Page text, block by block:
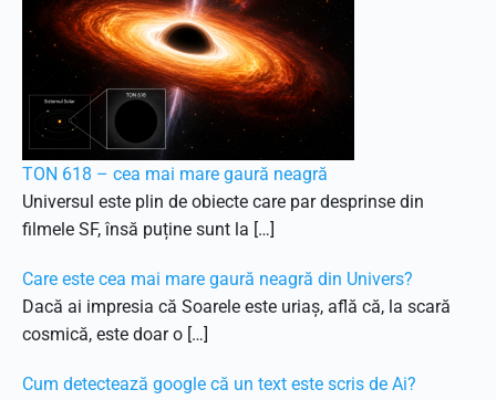
TON 618 – cea mai mare gaură neagră
Universul este plin de obiecte care par desprinse din
filmele SF, însă puține sunt la […]
Care este cea mai mare gaură neagră din Univers?
Dacă ai impresia că Soarele este uriaș, află că, la scară
cosmică, este doar o […]
Cum detectează google că un text este scris de Ai?